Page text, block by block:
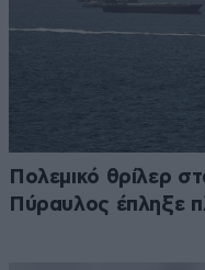
Πολεμικό θρίλερ
Πύραυλος έπληξε